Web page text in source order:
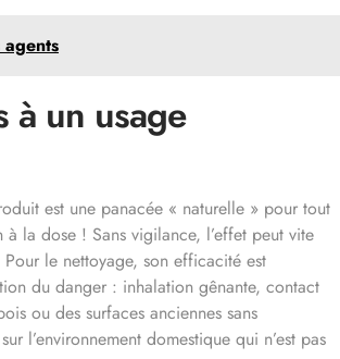
à un usage
est une panacée « naturelle » pour tout
la dose ! Sans vigilance, l’effet peut vite
le nettoyage, son efficacité est
du danger : inhalation gênante, contact
ou des surfaces anciennes sans
l’environnement domestique qui n’est pas